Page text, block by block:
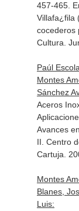
457-465.
Villafa¿fila
cocederos
Cultura.
Paúl
Montes
Sánchez
Aceros
Avances
II . Centro
Cartuja.
Montes
Blanes,
Luis: